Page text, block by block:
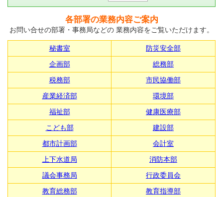
各部署の業務内容ご案内
お問い合せの部署・事務局などの 業務内容をご覧いただけます。
秘書室
防災安全部
企画部
総務部
税務部
市民協働部
産業経済部
環境部
福祉部
健康医療部
こども部
建設部
都市計画部
会計室
上下水道局
消防本部
議会事務局
行政委員会
教育総務部
教育指導部